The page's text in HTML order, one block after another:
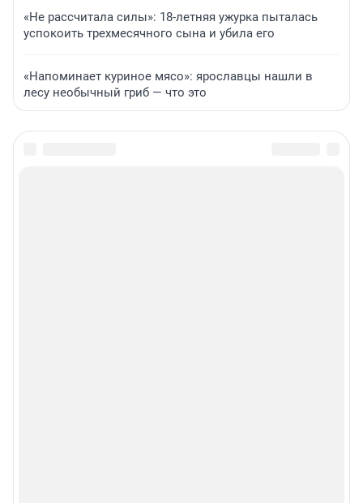
«Не рассчитала силы»: 18-летняя ужурка пыталась
успокоить трехмесячного сына и убила его
«Напоминает куриное мясо»: ярославцы нашли в
лесу необычный гриб — что это